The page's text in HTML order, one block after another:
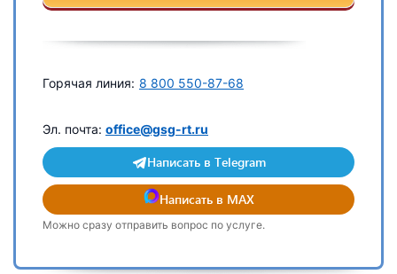
Горячая линия: 8 800 550-87-68
Эл. почта: office@gsg-rt.ru
Написать в Telegram
Написать в MAX
Можно сразу отправить вопрос по услуге.